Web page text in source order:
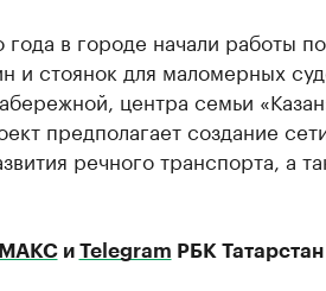
в городе начали работы
и стоянок для маломерных
центра семьи
предполагает создание
речного транспорта, а
МАКСи Telegram РБК Татарстан